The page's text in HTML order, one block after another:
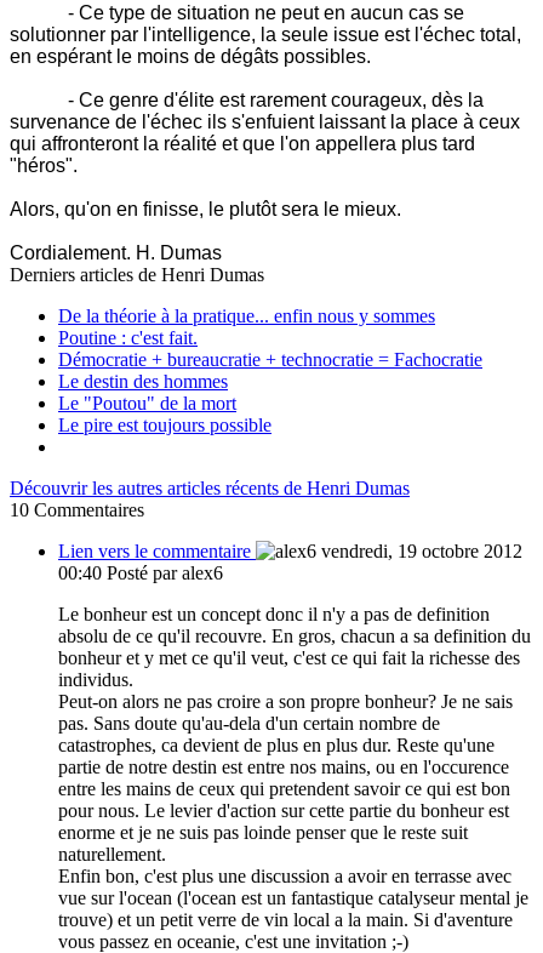
- Ce type de situation ne peut en aucun cas se
solutionner par l'intelligence, la seule issue est l'échec total,
en espérant le moins de dégâts possibles.
- Ce genre d'élite est rarement courageux, dès la
survenance de l'échec ils s'enfuient laissant la place à ceux
qui affronteront la réalité et que l'on appellera plus tard
"héros".
Alors, qu'on en finisse, le plutôt sera le mieux.
Cordialement. H. Dumas
Derniers articles de Henri Dumas
De la théorie à la pratique... enfin nous y sommes
Poutine : c'est fait.
Démocratie + bureaucratie + technocratie = Fachocratie
Le destin des hommes
Le "Poutou" de la mort
Le pire est toujours possible
Découvrir les autres articles récents de Henri Dumas
10 Commentaires
Lien vers le commentaire
vendredi, 19 octobre 2012
00:40 Posté par alex6
Le bonheur est un concept donc il n'y a pas de definition
absolu de ce qu'il recouvre. En gros, chacun a sa definition du
bonheur et y met ce qu'il veut, c'est ce qui fait la richesse des
individus.
Peut-on alors ne pas croire a son propre bonheur? Je ne sais
pas. Sans doute qu'au-dela d'un certain nombre de
catastrophes, ca devient de plus en plus dur. Reste qu'une
partie de notre destin est entre nos mains, ou en l'occurence
entre les mains de ceux qui pretendent savoir ce qui est bon
pour nous. Le levier d'action sur cette partie du bonheur est
enorme et je ne suis pas loinde penser que le reste suit
naturellement.
Enfin bon, c'est plus une discussion a avoir en terrasse avec
vue sur l'ocean (l'ocean est un fantastique catalyseur mental je
trouve) et un petit verre de vin local a la main. Si d'aventure
vous passez en oceanie, c'est une invitation ;-)